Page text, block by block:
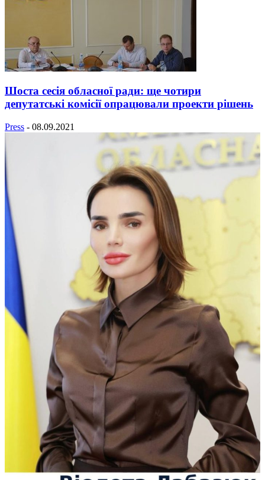
Шоста сесія обласної ради: ще чотири
депутатські комісії опрацювали проекти рішень
Press - 08.09.2021